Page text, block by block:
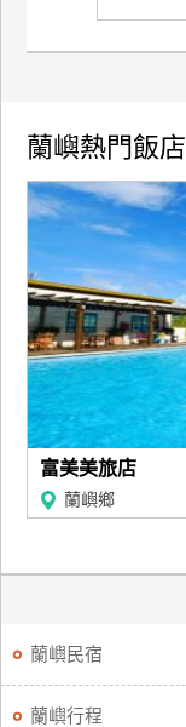
作
商
合
作
旅
伴
計
劃
商
傳
蘭嶼熱門飯店
富美美旅店
蘭嶼鄉
蘭嶼民宿
蘭嶼行程